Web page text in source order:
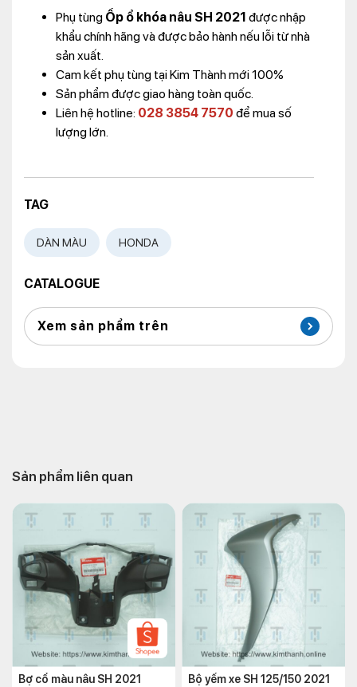
Phụ tùng Ốp ổ khóa nâu SH 2021 được nhập
khẩu chính hãng và được bảo hành nếu lỗi từ nhà
sản xuất.
Cam kết phụ tùng tại Kim Thành mới 100%
Sản phẩm được giao hàng toàn quốc.
Liên hệ hotline: 028 3854 7570 để mua số
lượng lớn.
TAG
DÀN MÀU HONDA
CATALOGUE
Xem sản phẩm trên
Sản phẩm liên quan
Bợ cổ màu nâu SH 2021
Bộ yếm xe SH 125/150 2021